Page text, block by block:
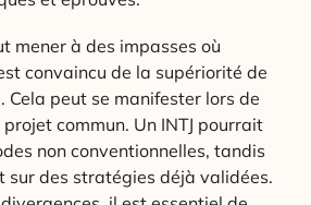
mener à des impasses où
convaincu de la supériorité de
Cela peut se manifester lors de
commun. Un INTJ pourrait
non conventionnelles, tandis
sur des stratégies déjà validées.